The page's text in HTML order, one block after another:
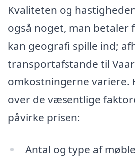
Kvaliteten og
også noget, man betaler
kan geografi spille ind;
transportafstande til
omkostningerne variere.
over de væsentlige
påvirke prisen:
Antal og type af